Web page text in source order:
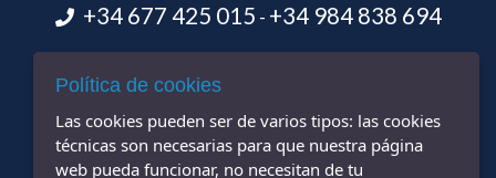
+34 677 425 015 - +34 984 838 694
Política de cookies
Las cookies pueden ser de varios tipos: las cookies
técnicas son necesarias para que nuestra página
web pueda funcionar, no necesitan de tu